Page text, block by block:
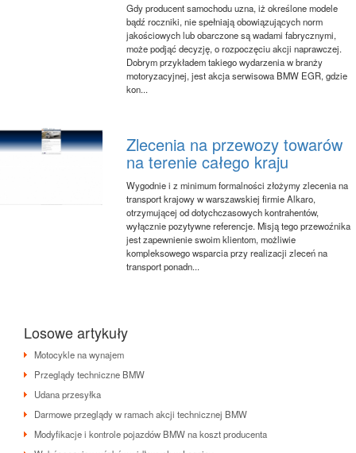
Gdy producent samochodu uzna, iż określone modele
bądź roczniki, nie spełniają obowiązujących norm
jakościowych lub obarczone są wadami fabrycznymi,
może podjąć decyzję, o rozpoczęciu akcji naprawczej.
Dobrym przykładem takiego wydarzenia w branży
motoryzacyjnej, jest akcja serwisowa BMW EGR, gdzie
kon...
Zlecenia na przewozy towarów
na terenie całego kraju
Wygodnie i z minimum formalności złożymy zlecenia na
transport krajowy w warszawskiej firmie Alkaro,
otrzymującej od dotychczasowych kontrahentów,
wyłącznie pozytywne referencje. Misją tego przewoźnika
jest zapewnienie swoim klientom, możliwie
kompleksowego wsparcia przy realizacji zleceń na
transport ponadn...
Losowe artykuły
Motocykle na wynajem
Przeglądy techniczne BMW
Udana przesyłka
Darmowe przeglądy w ramach akcji technicznej BMW
Modyfikacje i kontrole pojazdów BMW na koszt producenta